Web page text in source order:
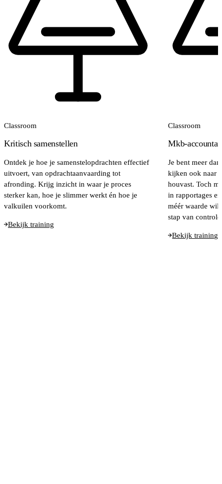
Classroom
Kritisch samenstellen
Ontdek je hoe je samenstelopdrachten effectief
uitvoert, van opdrachtaanvaarding tot
afronding. Krijg inzicht in waar je proces
sterker kan, hoe je slimmer werkt én hoe je
valkuilen voorkomt.
Bekijk training
Classroom
Mkb-
Je bent meer
kijken ook naar
houvast. Toch
in rapportages
méér waarde
stap van
Bekijk training